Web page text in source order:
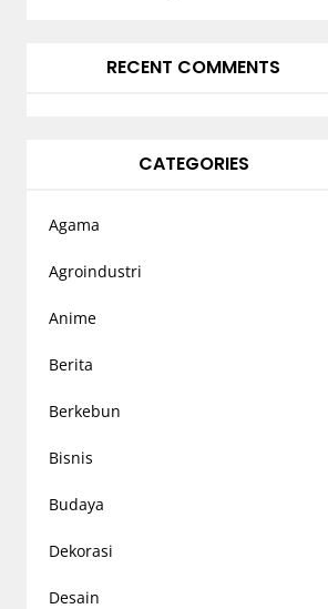
RECENT COMMENTS
CATEGORIES
Agama
Agroindustri
Anime
Berita
Berkebun
Bisnis
Budaya
Dekorasi
Desain